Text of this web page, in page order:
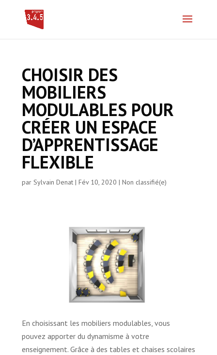
CHOISIR DES
MOBILIERS
MODULABLES POUR
CRÉER UN ESPACE
D’APPRENTISSAGE
FLEXIBLE
par Sylvain Denat| Fév 10, 2020 | Non classifié(e)
En choisissant les mobiliers modulables, vous
pouvez apporter du dynamisme à votre
enseignement. Grâce à des tables et chaises scolaires